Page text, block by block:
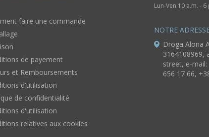
faire une commande
de payement
et Remboursements
d'utilisation
de confidentialité
d'utilisation
relatives aux cookies
Lun-Ven 10 a.m. - 6
NOTRE
Droga Alona
3164108969,
street, e-mail:
656 17 66,